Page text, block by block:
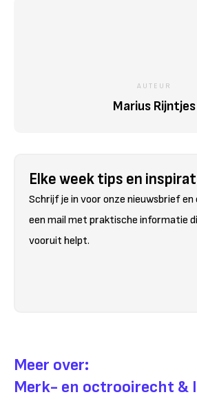
AUTEUR
Marius Rijntjes
Elke week tips en
Schrijf je in voor onze nieuwsbrief
een mail met praktische informatie
vooruit helpt.
Meer over:
Merk- en octrooirecht &